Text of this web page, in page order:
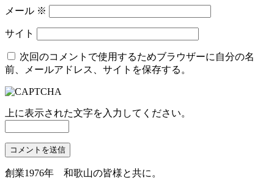
メール ※
サイト
次回のコメントで使用するためブラウザーに自分の名
前、メールアドレス、サイトを保存する。
上に表示された文字を入力してください。
創業1976年 和歌山の皆様と共に。